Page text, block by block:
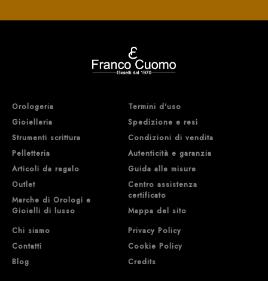
Orologeria
Gioielleria
Strumenti scrittura
Pelletteria
Articoli da regalo
Outlet
Marche di Orologi e
Gioielli di lusso
Chi siamo
Contatti
Blog
Termini d'uso
Spedizione e resi
Condizioni di vendita
Autenticità e garanzia
Guida alle misure
Centro assistenza
certificato
Mappa del sito
Privacy Policy
Cookie Policy
Credits